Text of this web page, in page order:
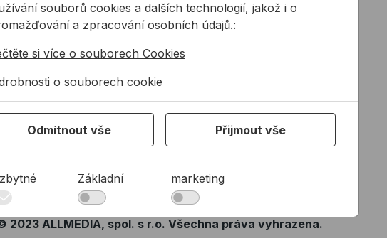
ALLMEDIA Newsletter
2023 ALLMEDIA, spol. s r.o. Všechna práva vyhrazena.
souborů cookies a dalších technologií, jakož i o
a zpracování osobních údajů.:
si více o souborech Cookies
o souborech cookie
zásady ochrany osobních údajů
Odmítnout vše
Přijmout vše
Základní marketing